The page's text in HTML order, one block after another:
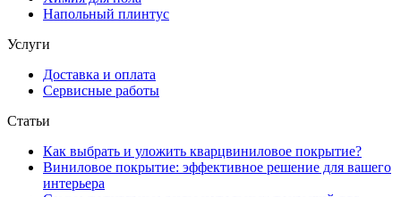
Напольный плинтус
Услуги
Доставка и оплата
Сервисные работы
Статьи
Как выбрать и уложить кварцвиниловое покрытие?
Виниловое покрытие: эффективное решение для вашего
интерьера